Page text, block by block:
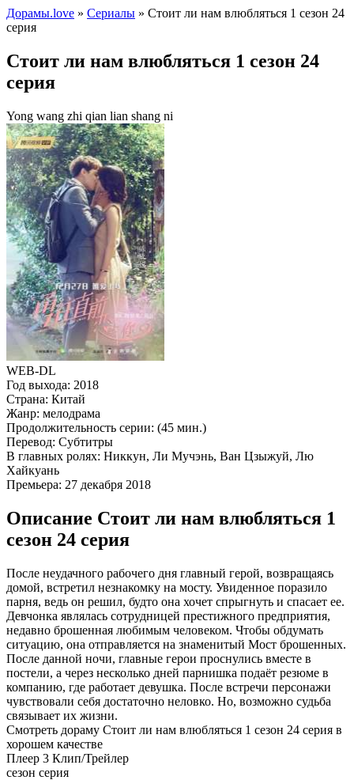
Дорамы.love » Сериалы » Стоит ли нам влюбляться 1 сезон 24
серия
Стоит ли нам влюбляться 1 сезон 24
серия
Yong wang zhi qian lian shang ni
WEB-DL
Год выхода: 2018
Страна: Китай
Жанр: мелодрама
Продолжительность серии: (45 мин.)
Перевод: Субтитры
В главных ролях: Никкун, Ли Мучэнь, Ван Цзыжуй, Лю
Хайкуань
Премьера: 27 декабря 2018
Описание Стоит ли нам влюбляться 1
сезон 24 серия
После неудачного рабочего дня главный герой, возвращаясь
домой, встретил незнакомку на мосту. Увиденное поразило
парня, ведь он решил, будто она хочет спрыгнуть и спасает ее.
Девчонка являлась сотрудницей престижного предприятия,
недавно брошенная любимым человеком. Чтобы обдумать
ситуацию, она отправляется на знаменитый Мост брошенных.
После данной ночи, главные герои проснулись вместе в
постели, а через несколько дней парнишка подаёт резюме в
компанию, где работает девушка. После встречи персонажи
чувствовали себя достаточно неловко. Но, возможно судьба
связывает их жизни.
Смотреть дораму Стоит ли нам влюбляться 1 сезон 24 серия в
хорошем качестве
Плеер 3 Клип/Трейлер
сезон серия